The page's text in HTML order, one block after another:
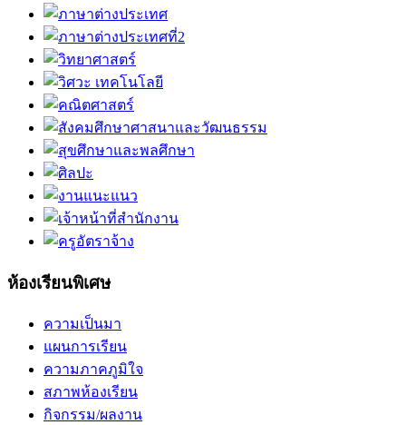
ห้องเรียนพิเศษ
ความเป็นมา
แผนการเรียน
ความภาคภูมิใจ
สภาพห้องเรียน
กิจกรรม/ผลงาน